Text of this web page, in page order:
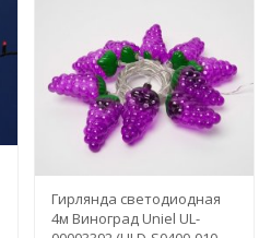
Гирлянда светодиодная
4м Виноград Uniel UL-